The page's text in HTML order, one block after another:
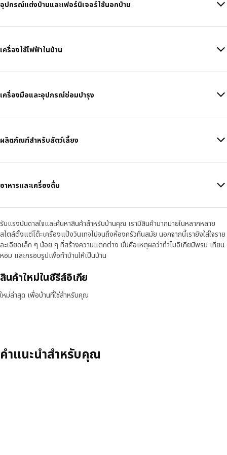
อุปกรณ์แต่งบ้านและเฟอร์นิเจอร์ใช้นอกบ้าน
เครื่องใช้ไฟฟ้าในบ้าน
เครื่องมือและอุปกรณ์ซ่อมบำรุง
ผลิตภัณฑ์สำหรับสัตว์เลี้ยง
อาหารและเครื่องดื่ม
รับแรงบันดาลใจและค้นหาสินค้าสำหรับบ้านคุณ เรามีสินค้ามากมายในหลากหลาย
สไตล์ตั้งแต่โต๊ะเครื่องแป้งวินเทจไปจนถึงห้องครัวทันสมัย นอกจากนี้เรายังใส่ใจราย
ละเอียดเล็ก ๆ น้อย ๆ ที่สร้างความแตกต่าง นั่นคือเหตุผลว่าทำไมอิเกียมีพรม เทียน
หอม และกรอบรูปเพื่อทำบ้านให้เป็นบ้าน
สินค้าใหม่ในซีรีส์อิเกีย
ใหม่ล่าสุด เพื่อบ้านที่ใช่สำหรับคุณ
หยุดวิดีโอชั่วคราว
ถอดเสียง
คำแนะนำสำหรับคุณ